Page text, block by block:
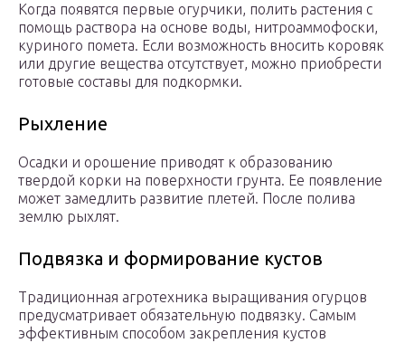
Когда появятся первые огурчики, полить растения с
помощь раствора на основе воды, нитроаммофоски,
куриного помета. Если возможность вносить коровяк
или другие вещества отсутствует, можно приобрести
готовые составы для подкормки.
Рыхление
Осадки и орошение приводят к образованию
твердой корки на поверхности грунта. Ее появление
может замедлить развитие плетей. После полива
землю рыхлят.
Подвязка и формирование кустов
Традиционная агротехника выращивания огурцов
предусматривает обязательную подвязку. Самым
эффективным способом закрепления кустов